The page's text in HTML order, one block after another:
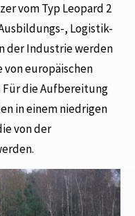
vom Typ Leopard 2
, Logistik-
der Industrie werden
von europäischen
die Aufbereitung
in einem niedrigen
von der